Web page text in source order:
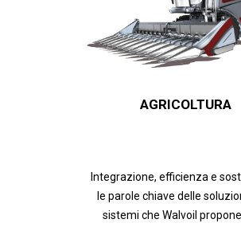
AGRICOLTURA
Integrazione, efficienza e
le parole chiave delle
sistemi che Walvoil propone